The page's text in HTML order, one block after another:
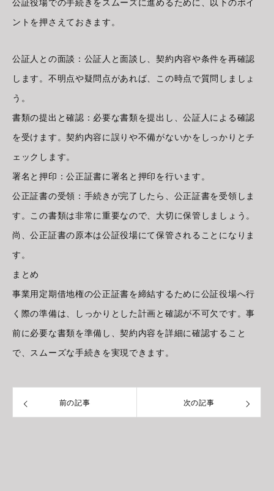
公証役場での手続きをスムーズに進めるために、以下のポイ
ントを押さえておきます。
公証人との面談：公証人と面談し、契約内容や条件を再確認
します。不明点や疑問点があれば、この時点で質問しましょ
う。
書類の提出と確認：必要な書類を提出し、公証人による確認
を受けます。契約内容に誤りや不備がないかをしっかりとチ
ェックします。
署名と押印：公正証書に署名と押印を行います。
公正証書の受領：手続きが完了したら、公正証書を受領しま
す。この書類は非常に重要なので、大切に保管しましょう。
尚、公正証書の原本は公証役場にて保管されることになりま
す。
まとめ
事業用定期借地権の公正証書を締結するために公証役場へ行
く際の準備は、しっかりとした計画と確認が不可欠です。事
前に必要な書類を準備し、契約内容を詳細に確認すること
で、スムーズな手続きを実現できます。
前の記事 次の記事